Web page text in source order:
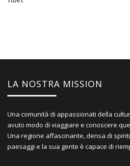
LA NOSTRA MISSION
Una comunità di appassionati della
avuto modo di viaggiare e conoscere
Una regione affascinante, densa di
paesaggi e la sua gente è capace di